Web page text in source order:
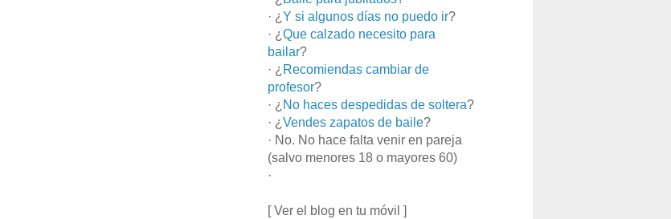
· ¿ Y si algunos días no puedo ir?
· ¿ Que calzado necesito para
bailar?
· ¿ Recomiendas cambiar de
profesor?
· ¿ No haces despedidas de soltera?
· ¿ Vendes zapatos de baile?
· No. No hace falta venir en pareja
(salvo menores 18 o mayores 60)
·
[ Ver el blog en tu móvil ]